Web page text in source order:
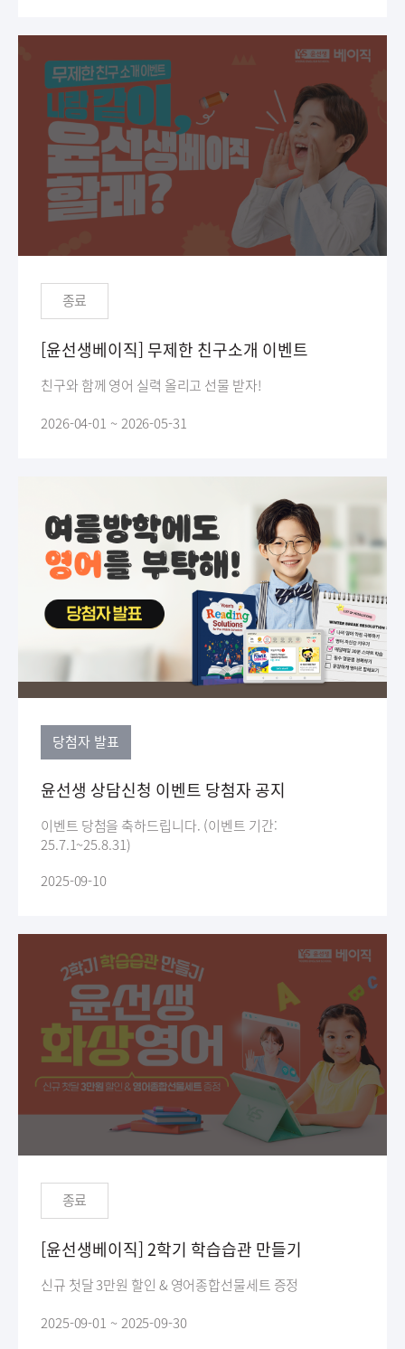
종료
[윤선생베이직] 무제한 친구소개 이벤트
친구와 함께 영어 실력 올리고 선물 받자!
2026-04-01 ~ 2026-05-31
당첨자 발표
윤선생 상담신청 이벤트 당첨자 공지
이벤트 당첨을 축하드립니다. (이벤트 기간:
25.7.1~25.8.31)
2025-09-10
종료
[윤선생베이직] 2학기 학습습관 만들기
신규 첫달 3만원 할인 & 영어종합선물세트 증정
2025-09-01 ~ 2025-09-30